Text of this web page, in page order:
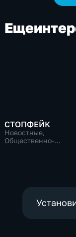
Еще
СТОПФЕЙК
Новостные,
Общественно-